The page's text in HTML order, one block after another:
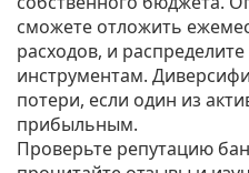
сможете отложить
расходов, и
инструментам.
потери, если один из
прибыльным.
Проверьте репутацию